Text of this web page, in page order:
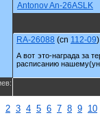
Antonov An-26ASLK
RA-26088 (cn 112-09)
А вот это-награда за
расписанию
2 3 4 5 6 7 8 9 10